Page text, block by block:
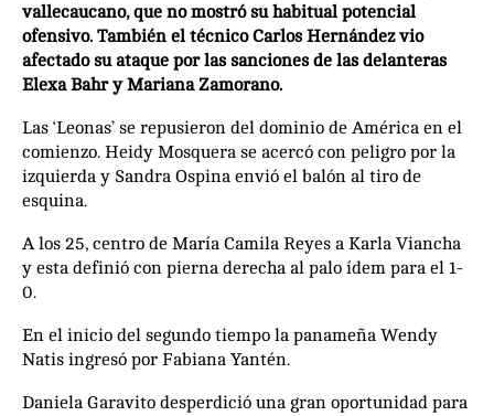
vallecaucano, que no mostró su habitual potencial
ofensivo. También el técnico Carlos Hernández vio
afectado su ataque por las sanciones de las delanteras
Elexa Bahr y Mariana Zamorano.
Las ‘Leonas’ se repusieron del dominio de América en el
comienzo. Heidy Mosquera se acercó con peligro por la
izquierda y Sandra Ospina envió el balón al tiro de
esquina.
A los 25, centro de María Camila Reyes a Karla Viancha
y esta definió con pierna derecha al palo ídem para el 1-
0.
En el inicio del segundo tiempo la panameña Wendy
Natis ingresó por Fabiana Yantén.
Daniela Garavito desperdició una gran oportunidad para